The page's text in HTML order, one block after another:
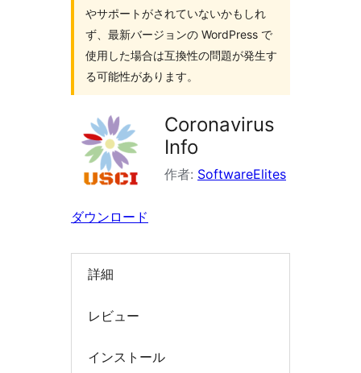
やサポートがされていないかもしれ
ず、最新バージョンの WordPress で
使用した場合は互換性の問題が発生す
る可能性があります。
Coronavirus
Info
作者: SoftwareElites
ダウンロード
詳細
レビュー
インストール